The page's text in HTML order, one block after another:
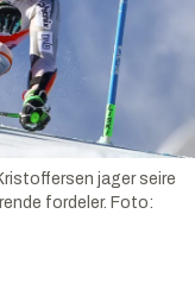
jager seire
fordeler. Foto: